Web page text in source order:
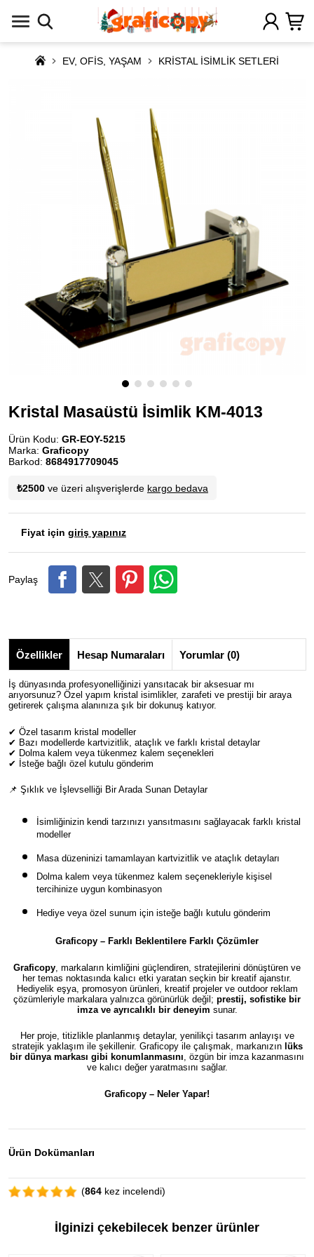
EV, OFİS, YAŞAM KRİSTAL İSİMLİK SETLERİ
Kristal Masaüstü İsimlik KM-4013
Ürün Kodu: GR-EOY-5215
Marka: Graficopy
Barkod: 8684917709045
₺2500 ve üzeri alışverişlerde kargo bedava
Fiyat için giriş yapınız
Paylaş
Özellikler Hesap Numaraları Yorumlar (0)
İş dünyasında profesyonelliğinizi yansıtacak bir aksesuar mı
arıyorsunuz? Özel yapım kristal isimlikler, zarafeti ve prestiji bir araya
getirerek çalışma alanınıza şık bir dokunuş katıyor.
✔ Özel tasarım kristal modeller
✔ Bazı modellerde kartvizitlik, ataçlık ve farklı kristal detaylar
✔ Dolma kalem veya tükenmez kalem seçenekleri
✔ İsteğe bağlı özel kutulu gönderim
📌 Şıklık ve İşlevselliği Bir Arada Sunan Detaylar
İsimliğinizin kendi tarzınızı yansıtmasını sağlayacak farklı kristal
modeller
Masa düzeninizi tamamlayan kartvizitlik ve ataçlık detayları
Dolma kalem veya tükenmez kalem seçenekleriyle kişisel
tercihinize uygun kombinasyon
Hediye veya özel sunum için isteğe bağlı kutulu gönderim
Graficopy – Farklı Beklentilere Farklı Çözümler
Graficopy , markaların kimliğini güçlendiren, stratejilerini dönüştüren ve
her temas noktasında kalıcı etki yaratan seçkin bir kreatif ajanstır.
Hediyelik eşya, promosyon ürünleri, kreatif projeler ve outdoor reklam
çözümleriyle markalara yalnızca görünürlük değil; prestij, sofistike bir
imza ve ayrıcalıklı bir deneyim sunar.
Her proje, titizlikle planlanmış detaylar, yenilikçi tasarım anlayışı ve
stratejik yaklaşım ile şekillenir. Graficopy ile çalışmak, markanızın lüks
bir dünya markası gibi konumlanmasını, özgün bir imza kazanmasını
ve kalıcı değer yaratmasını sağlar.
Graficopy – Neler Yapar!
Ürün Dokümanları
(864 kez incelendi)
İlginizi çekebilecek benzer ürünler